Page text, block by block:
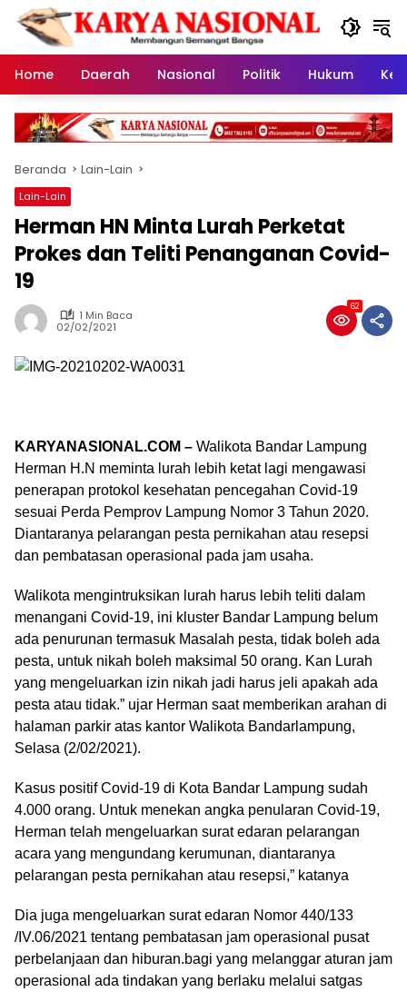
Langsung
konten
Home
Daerah Nasional Politik Hukum
Beranda Lain-Lain
Lain-Lain
Herman HN Minta Lurah Perketat
Prokes dan Teliti Penanganan Covid-
19
1 Min Baca
02/02/2021
62
KARYANASIONAL.COM – Walikota Bandar Lampung
Herman H.N meminta lurah lebih ketat lagi mengawasi
penerapan protokol kesehatan pencegahan Covid-19
sesuai Perda Pemprov Lampung Nomor 3 Tahun 2020.
Diantaranya pelarangan pesta pernikahan atau resepsi
dan pembatasan operasional pada jam usaha.
Walikota mengintruksikan lurah harus lebih teliti dalam
menangani Covid-19, ini kluster Bandar Lampung belum
ada penurunan termasuk Masalah pesta, tidak boleh ada
pesta, untuk nikah boleh maksimal 50 orang. Kan Lurah
yang mengeluarkan izin nikah jadi harus jeli apakah ada
pesta atau tidak.” ujar Herman saat memberikan arahan di
halaman parkir atas kantor Walikota Bandarlampung,
Selasa (2/02/2021).
Kasus positif Covid-19 di Kota Bandar Lampung sudah
4.000 orang. Untuk menekan angka penularan Covid-19,
Herman telah mengeluarkan surat edaran pelarangan
acara yang mengundang kerumunan, diantaranya
pelarangan pesta pernikahan atau resepsi,” katanya
Dia juga mengeluarkan surat edaran Nomor 440/133
/IV.06/2021 tentang pembatasan jam operasional pusat
perbelanjaan dan hiburan.bagi yang melanggar aturan jam
operasional ada tindakan yang berlaku melalui satgas